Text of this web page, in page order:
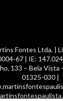
Fontes Ltda. |
67 | IE:
133 – Bela Vista
01325-030 |